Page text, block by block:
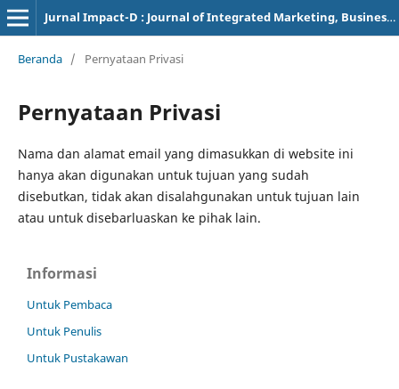
Jurnal Impact-D : Journal of Integrated Marketing, Business and Communication Technology Digital
Beranda / Pernyataan Privasi
Pernyataan Privasi
Nama dan alamat email yang dimasukkan di website ini
hanya akan digunakan untuk tujuan yang sudah
disebutkan, tidak akan disalahgunakan untuk tujuan lain
atau untuk disebarluaskan ke pihak lain.
Informasi
Untuk Pembaca
Untuk Penulis
Untuk Pustakawan